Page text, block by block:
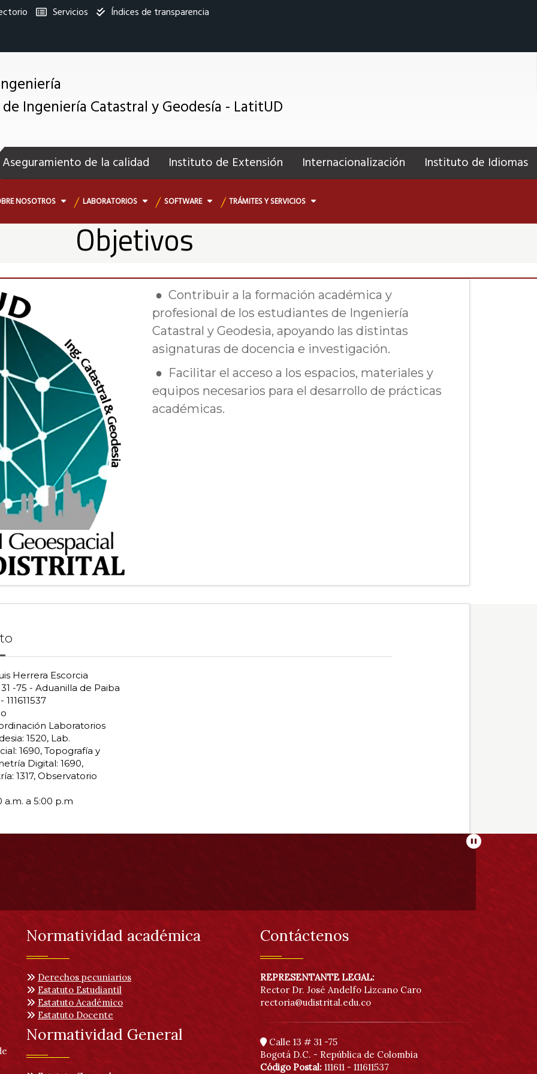
Servicios
Índices de transparencia
Ingeniería Catastral y Geodesía - LatitUD
Aseguramiento de la calidad Instituto de Extensión Internacionalización Instituto de Idiomas
NOSOTROS LABORATORIOS SOFTWARE TRÁMITES Y SERVICIOS
Objetivos
● Contribuir a la formación académica y
profesional de los estudiantes de Ingeniería
Catastral y Geodesia, apoyando las distintas
asignaturas de docencia e investigación.
● Facilitar el acceso a los espacios, materiales y
equipos necesarios para el desarrollo de prácticas
académicas.
Herrera Escorcia
-75 - Aduanilla de Paiba
- 111611537
Laboratorios
1520, Lab.
1690, Topografía y
Digital: 1690,
1317, Observatorio
a 5:00 p.m
Normatividad académica
Derechos pecuniarios
Estatuto Estudiantil
Estatuto Académico
Estatuto Docente
Normatividad General
Contáctenos
REPRESENTANTE LEGAL:
Rector Dr. José Andelfo Lizcano Caro
rectoria@udistrital.edu.co
Calle 13 # 31 -75
Bogotá D.C. - República de Colombia
Código Postal: 111611 - 111611537